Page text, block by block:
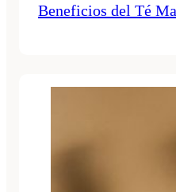
Beneficios del Té